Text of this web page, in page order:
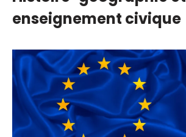
enseignement civique